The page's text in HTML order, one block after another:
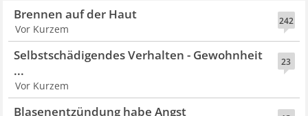
242
Brennen auf der Haut
Vor Kurzem
23
Selbstschädigendes Verhalten - Gewohnheit
...
Vor Kurzem
Blasenentzündung habe Angst